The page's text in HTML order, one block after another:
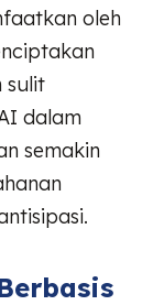
oleh
sulit
dalam
semakin